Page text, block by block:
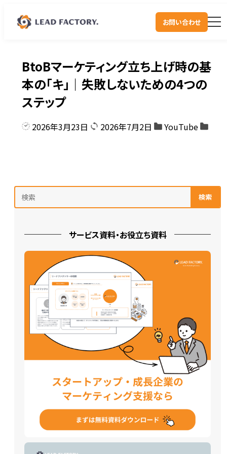
お問い合わせ
BtoBマーケティング立ち上げ時の基
本の「キ」｜失敗しないための4つの
ステップ
2026年3月23日 2026年7月2日 YouTube
検索
サービス資料・お役立ち資料